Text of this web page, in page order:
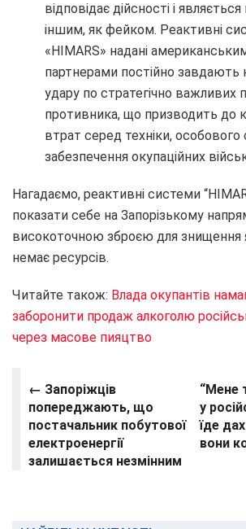
відповідає дійсності і являється
іншим, як фейком. Реактивні
«HIMARS» надані
партнерами постійно завдають
удару по стратегічно важливих
противника, що призводить до
втрат серед техніки, особового
забезпечення окупаційних
Нагадаємо, реактивні системи
показати себе на Запорізькому
високоточною зброєю для знищення
немає ресурсів.
Читайте також: Влада окупантів
заборонити продаж алкоголю
через масове пияцтво
← Запоріжців
попереджають, що
постачальник побутової
електроенергії
залишається незмінним
“Мене
у
їде
вони